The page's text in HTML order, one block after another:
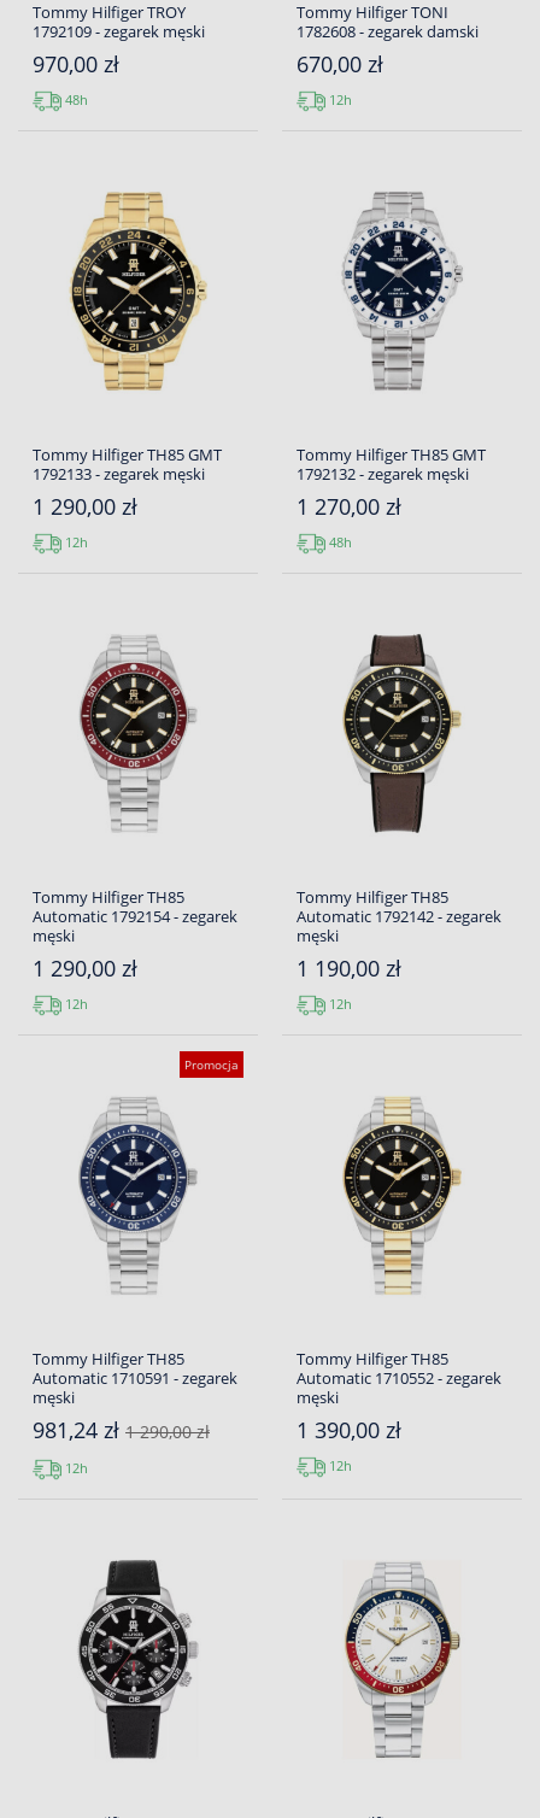
Tommy Hilfiger TROY
1792109 - zegarek męski
970,00 zł
48h
Tommy Hilfiger TONI
1782608 - zegarek damski
670,00 zł
12h
Tommy Hilfiger TH85 GMT
1792133 - zegarek męski
1 290,00 zł
12h
Tommy Hilfiger TH85 GMT
1792132 - zegarek męski
1 270,00 zł
48h
Tommy Hilfiger TH85
Automatic 1792154 - zegarek
męski
1 290,00 zł
12h
Tommy Hilfiger TH85
Automatic 1792142 - zegarek
męski
1 190,00 zł
12h
Promocja
Tommy Hilfiger TH85
Automatic 1710591 - zegarek
męski
981,24 zł 1 290,00 zł
12h
Tommy Hilfiger TH85
Automatic 1710552 - zegarek
męski
1 390,00 zł
12h